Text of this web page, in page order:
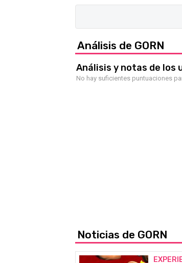
Análisis de GORN
Análisis y notas de los
No hay suficientes puntuaciones
Noticias de GORN